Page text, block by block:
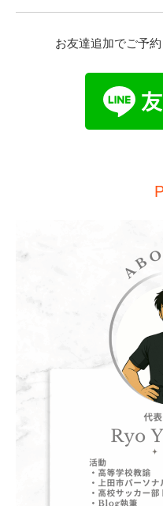
お友達追加でご予